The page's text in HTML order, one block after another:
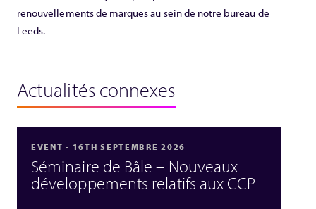
renouvellements de marques au sein de notre bureau de
Leeds.
Actualités connexes
EVENT - 16TH SEPTEMBRE 2026
Séminaire de Bâle – Nouveaux
développements relatifs aux CCP